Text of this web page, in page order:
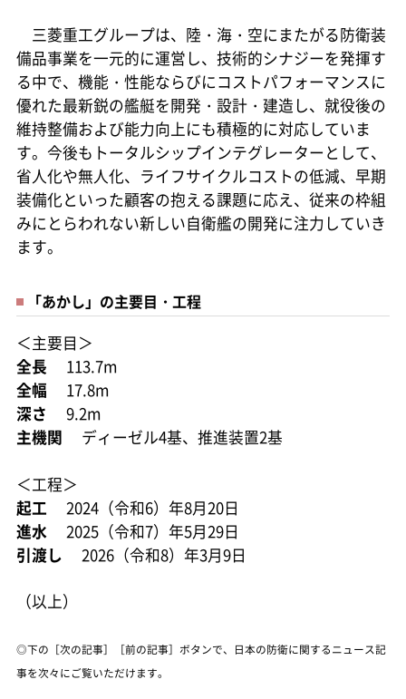
三菱重工グループは、陸・海・空にまたがる防衛装
備品事業を一元的に運営し、技術的シナジーを発揮す
る中で、機能・性能ならびにコストパフォーマンスに
優れた最新鋭の艦艇を開発・設計・建造し、就役後の
維持整備および能力向上にも積極的に対応していま
す。今後もトータルシップインテグレーターとして、
省人化や無人化、ライフサイクルコストの低減、早期
装備化といった顧客の抱える課題に応え、従来の枠組
みにとらわれない新しい自衛艦の開発に注力していき
ます。
「あかし」の主要目・工程
＜主要目＞
全長
113.7m
全幅
17.8m
深さ
9.2m
主機関
ディーゼル4基、推進装置2基
＜工程＞
起工
2024（令和6）年8月20日
進水
2025（令和7）年5月29日
引渡し
2026（令和8）年3月9日
（以上）
◎下の［次の記事］［前の記事］ボタンで、日本の防衛に関するニュース記
事を次々にご覧いただけます。